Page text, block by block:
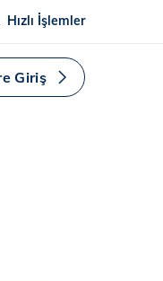
Hızlı İşlemler
Giriş